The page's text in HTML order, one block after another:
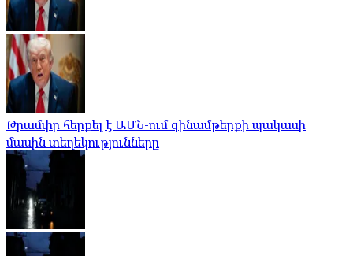
Թրամփը հերքել է ԱՄՆ-ում զինամթերքի պակասի
մասին տեղեկությունները